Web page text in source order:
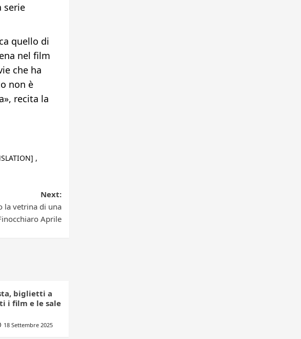
serie
quello di
nel film
che ha
non è
recita la
,
Next:
la vetrina di una
Aprile
biglietti a
i film e le sale
18 Settembre 2025